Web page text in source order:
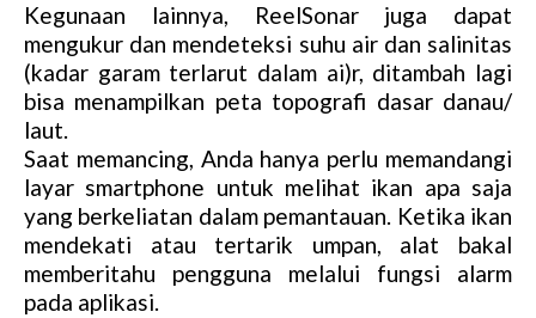
Kegunaan lainnya, ReelSonar juga dapat
mengukur dan mendeteksi suhu air dan salinitas
(kadar garam terlarut dalam ai)r, ditambah lagi
bisa menampilkan peta topografi dasar danau/
laut.
Saat memancing, Anda hanya perlu memandangi
layar smartphone untuk melihat ikan apa saja
yang berkeliatan dalam pemantauan. Ketika ikan
mendekati atau tertarik umpan, alat bakal
memberitahu pengguna melalui fungsi alarm
pada aplikasi.